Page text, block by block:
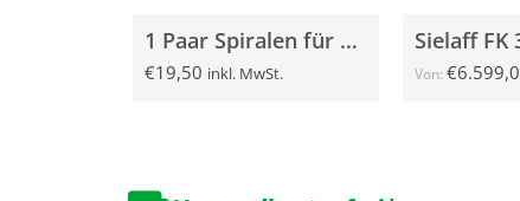
1 Paar Spiralen für Sielaff SÜ und FS Automaten
€19,50 inkl. MwSt.
Sielaff FK
Von: €